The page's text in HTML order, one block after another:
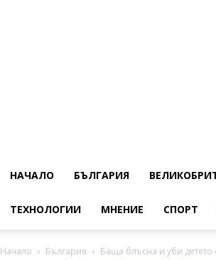
НАЧАЛО БЪЛГАРИЯ
ТЕХНОЛОГИИ МНЕНИЕ СПОРТ
Начало България Баща блъсна и уби детето